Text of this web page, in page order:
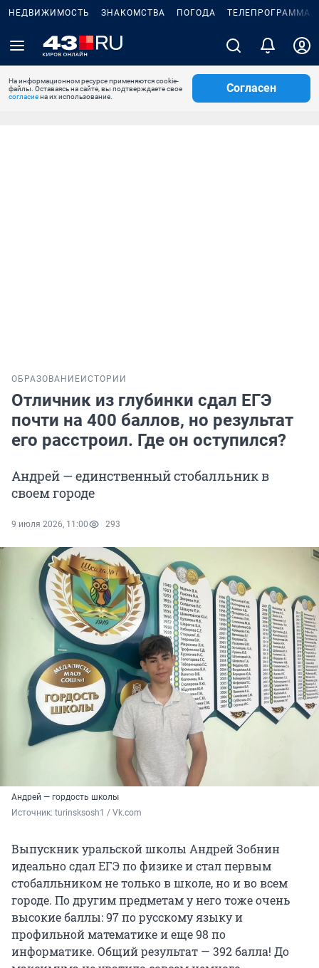
НЕДВИЖИМОСТЬ ЗНАКОМСТВА ПОГОДА ТЕЛЕПРОГРАММА
На информационном ресурсе применяются cookie-
файлы. Оставаясь на сайте, вы подтверждаете свое
согласиена их использование.
Согласен
ОБРАЗОВАНИЕ ИСТОРИИ
Отличник из глубинки сдал ЕГЭ
почти на 400 баллов, но результат
его расстроил. Где он оступился?
Андрей — единственный стобалльник в
своем городе
9 июля 2026, 11:00 293
Андрей — гордость школы
Источник: turinsksosh1 / Vk.com
Выпускник уральской школы Андрей Зобнин
идеально сдал ЕГЭ по физике и стал первым
стобалльником не только в школе, но и во всем
городе. По другим предметам у него тоже очень
высокие баллы: 97 по русскому языку и
профильной математике и еще 98 по
информатике. Общий результат — 392 балла! До